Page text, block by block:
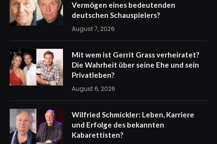
Vermögen eines bedeutenden
deutschen Schauspielers?
August 7, 2026
Mit wem ist Gerrit Grass verheiratet?
Die Wahrheit über seine Ehe und sein
Privatleben?
August 6, 2026
Wilfried Schmickler: Leben, Karriere
und Erfolge des bekannten
Kabarettisten?